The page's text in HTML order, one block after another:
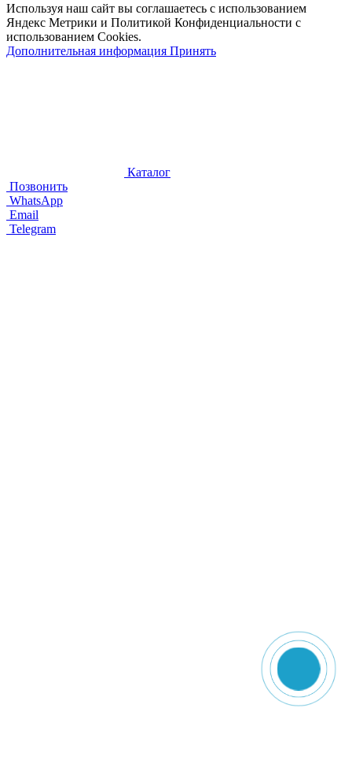
Используя наш сайт вы соглашаетесь с использованием
Яндекс Метрики и Политикой Конфиденциальности с
использованием Cookies.
Дополнительная информация Принять
Каталог
Позвонить
WhatsApp
Email
Telegram